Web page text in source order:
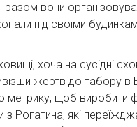
разом вони
під своїми
хоча на сусідні
жертв до табору в
метрику, щоб виробити
з Рогатина, які